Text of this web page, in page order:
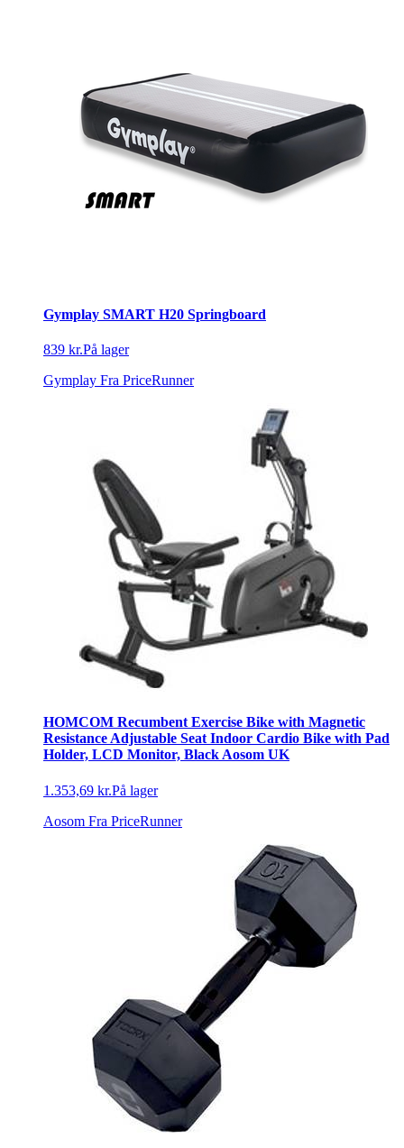
Gymplay SMART H20 Springboard
839 kr.På lager
Gymplay Fra PriceRunner
HOMCOM Recumbent Exercise Bike with Magnetic
Resistance Adjustable Seat Indoor Cardio Bike with Pad
Holder, LCD Monitor, Black Aosom UK
1.353,69 kr.På lager
Aosom Fra PriceRunner